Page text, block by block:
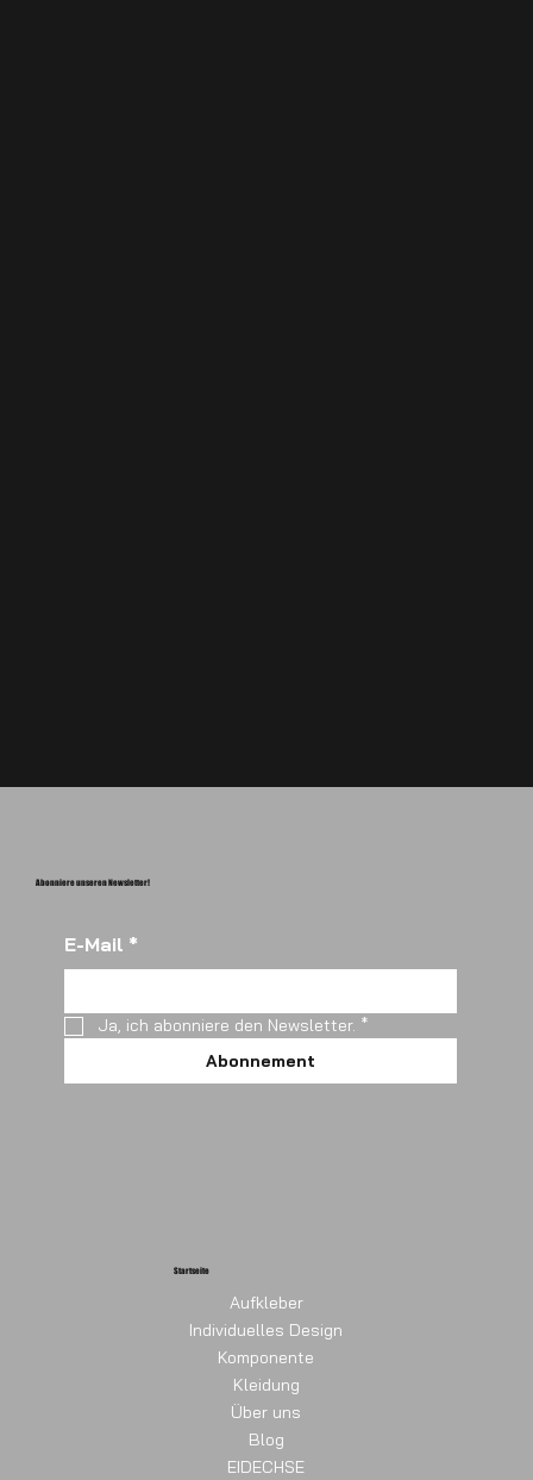
Abonniere unseren Newsletter!
E-Mail *
Ja, ich abonniere den Newsletter. *
Abonnement
Startseite
Aufkleber
Individuelles Design
Komponente
Kleidung
Über uns
Blog
EIDECHSE